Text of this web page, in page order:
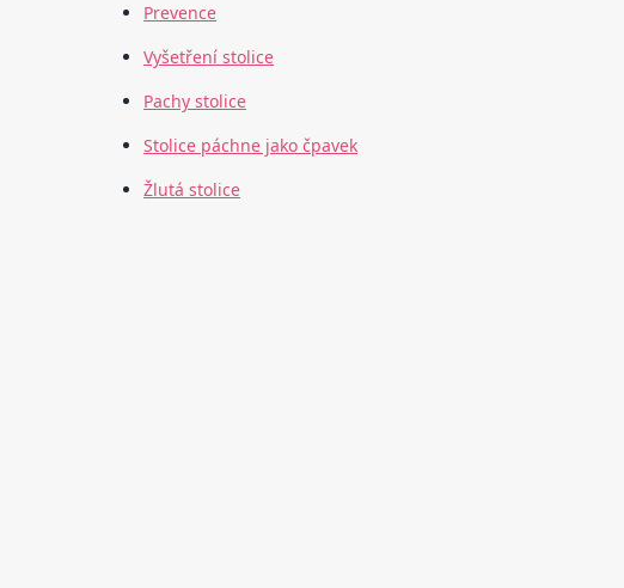
Prevence
Vyšetření stolice
Pachy stolice
Stolice páchne jako čpavek
Žlutá stolice